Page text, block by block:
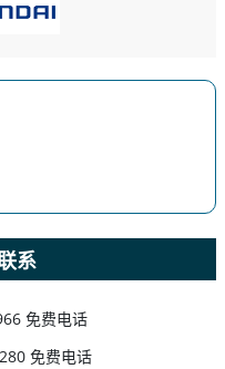
系
免费电话
免费电话